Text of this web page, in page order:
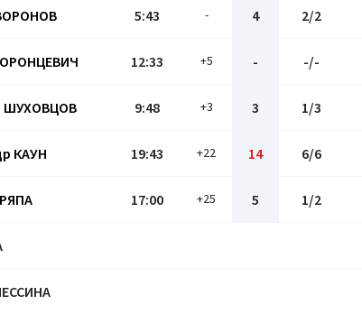
5:43 - 4 2/2
12:33 +5 - -/-
ШУХОВЦОВ 9:48 +3 3 1/3
КАУН 19:43 +22 14 6/6
17:00 +25 5 1/2